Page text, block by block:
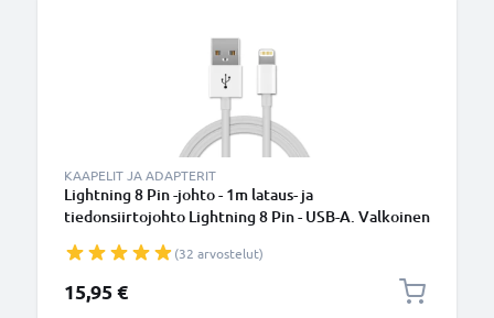
KAAPELIT JA ADAPTERIT
Lightning 8 Pin -johto - 1m lataus- ja
tiedonsiirtojohto Lightning 8 Pin - USB-A. Valkoinen
(32 arvostelut)
15,95 €